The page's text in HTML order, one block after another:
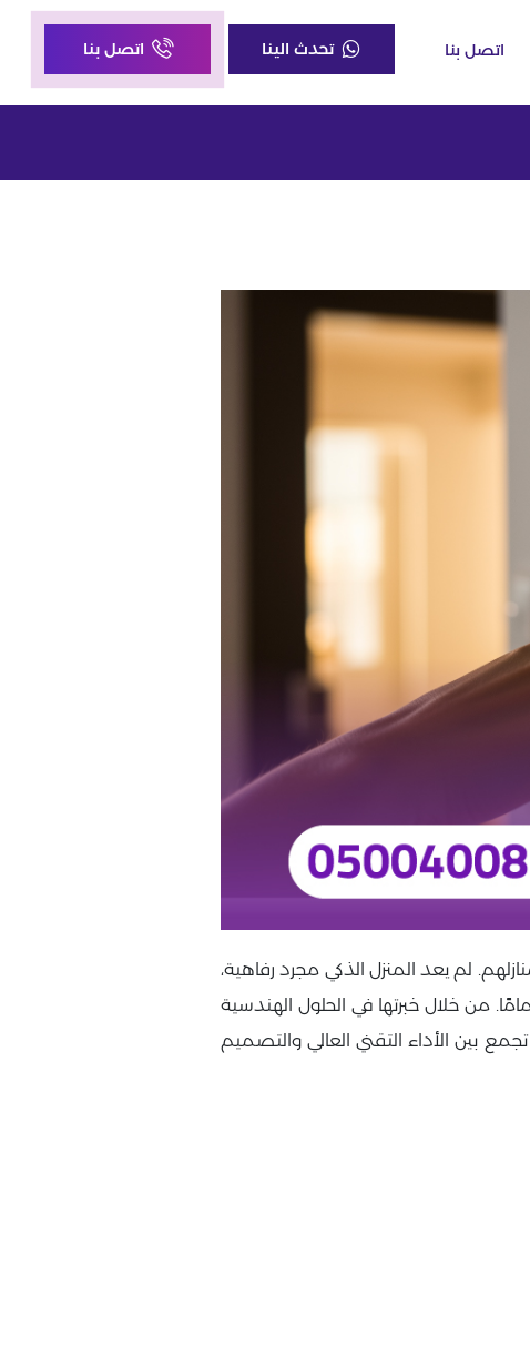
اتصل بنا تحدث الينا اتصل بنا
لم يعد المنزل الذكي مجرد رفاهية،
من خلال خبرتها في الحلول الهندسية
الأداء التقني العالي والتصميم